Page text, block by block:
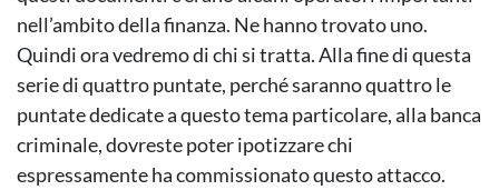
nell’ambito della finanza. Ne hanno trovato uno.
Quindi ora vedremo di chi si tratta. Alla fine di questa
serie di quattro puntate, perché saranno quattro le
puntate dedicate a questo tema particolare, alla banca
criminale, dovreste poter ipotizzare chi
espressamente ha commissionato questo attacco.